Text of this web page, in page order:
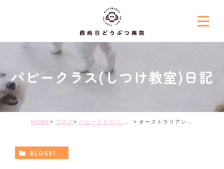
パピークラス(しつけ教室)日記
HOME ブログ パピークラス(しつけ教室)日記 オーストラリアン・ラブラドゥードルの子犬
BLOG01